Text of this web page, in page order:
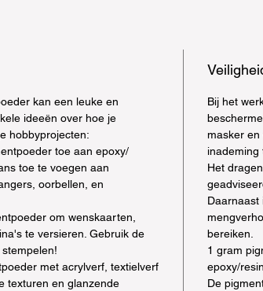
kan een leuke en
ideeën over hoe je
hobbyprojecten:
toe aan epoxy/
toe te voegen aan
oorbellen, en
om wenskaarten,
te versieren. Gebruik de
met acrylverf, textielverf
texturen en glanzende
Bij het
masker en
inademing
Het
Daarnaast
bereiken.
1 gram
epoxy/
De